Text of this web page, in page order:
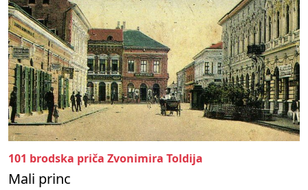
101 brodska priča Zvonimira Toldija
Mali princ